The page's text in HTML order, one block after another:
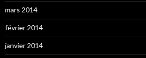
mars 2014
février 2014
janvier 2014